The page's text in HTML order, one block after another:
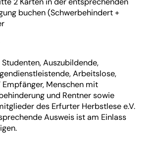
buchen (Schwerbehindert +
Studenten, Auszubildende,
Arbeitslose,
Empfänger, Menschen mit
und Rentner sowie
des Erfurter Herbstlese e.V.
Ausweis ist am Einlass